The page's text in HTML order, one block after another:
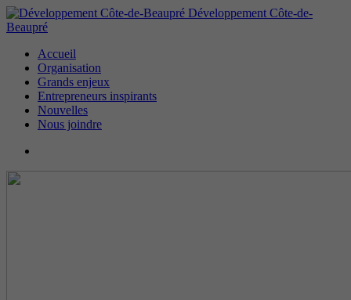
Développement Côte-de-
Beaupré
Accueil
Organisation
Grands enjeux
Entrepreneurs inspirants
Nouvelles
Nous joindre